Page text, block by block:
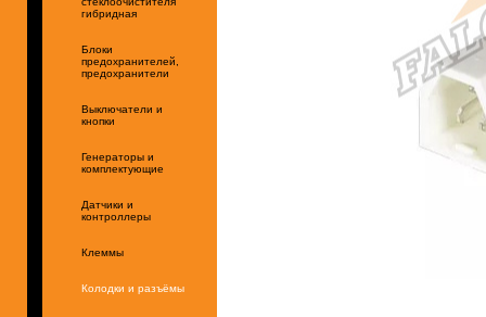
гибридная
Блоки
предохранителей,
предохранители
Выключатели и
кнопки
Генераторы и
комплектующие
Датчики и
контроллеры
Клеммы
Колодки и разъёмы